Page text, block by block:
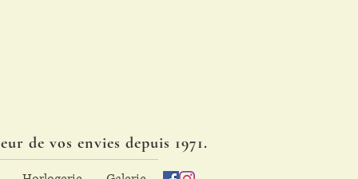
de vos envies depuis 1971.